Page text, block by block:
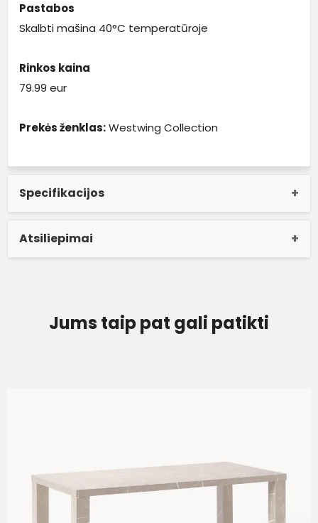
Pastabos
Skalbti mašina 40°C temperatūroje
Rinkos kaina
79.99 eur
Prekės ženklas:Westwing Collection
Specifikacijos
Atsiliepimai
Jums taip pat gali patikti